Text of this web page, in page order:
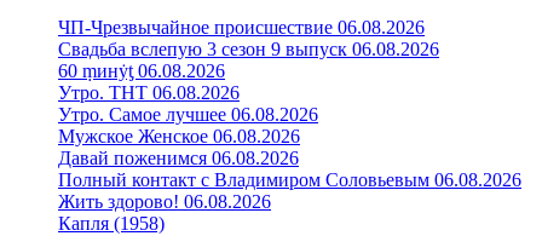
ЧП-Чрезвычайное происшествие 06.08.2026
Свадьба вслепую 3 сезон 9 выпуск 06.08.2026
60 ṃинẏƫ 06.08.2026
Утро. ТНТ 06.08.2026
Утро. Самое лучшее 06.08.2026
Мужское Женское 06.08.2026
Давай поженимся 06.08.2026
Полный контакт с Владимиром Соловьевым 06.08.2026
Жить здорово! 06.08.2026
Капля (1958)